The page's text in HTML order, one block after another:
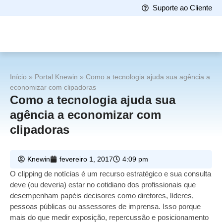
Suporte ao Cliente
Início » Portal Knewin » Como a tecnologia ajuda sua agência a
economizar com clipadoras
Como a tecnologia ajuda sua
agência a economizar com
clipadoras
Knewin fevereiro 1, 2017 4:09 pm
O clipping de notícias é um recurso estratégico e sua consulta
deve (ou deveria) estar no cotidiano dos profissionais que
desempenham papéis decisores como diretores, líderes,
pessoas públicas ou assessores de imprensa. Isso porque
mais do que medir exposição, repercussão e posicionamento